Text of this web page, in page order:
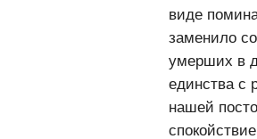
После
виде
заменило
умерших в
единства с
нашей